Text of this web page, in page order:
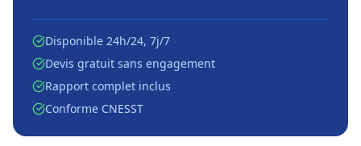
Disponible 24h/24, 7j/7
Devis gratuit sans engagement
Rapport complet inclus
Conforme CNESST